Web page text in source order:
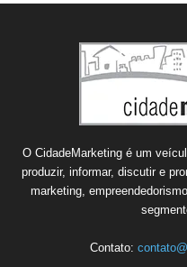
O CidadeMarketing é um
produzir, informar, discutir e
marketing,
Contato: